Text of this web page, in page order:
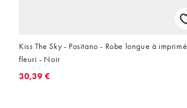
Kiss The Sky - Positano - Robe longue à imprimé
fleuri - Noir
30,39 €